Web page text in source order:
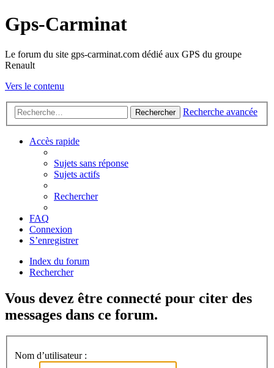
Gps-Carminat
Le forum du site gps-carminat.com dédié aux GPS du groupe
Renault
Vers le contenu
Rechercher Recherche avancée
Accès rapide
Sujets sans réponse
Sujets actifs
Rechercher
FAQ
Connexion
S’enregistrer
Index du forum
Rechercher
Vous devez être connecté pour citer des
messages dans ce forum.
Nom d’utilisateur :